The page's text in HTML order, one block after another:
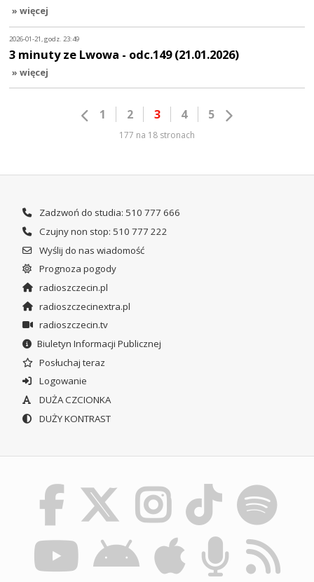
» więcej
2026-01-21, godz. 23:49
3 minuty ze Lwowa - odc.149 (21.01.2026)
» więcej
1 2 3 4 5
177 na 18 stronach
Zadzwoń do studia: 510 777 666
Czujny non stop: 510 777 222
Wyślij do nas wiadomość
Prognoza pogody
radioszczecin.pl
radioszczecinextra.pl
radioszczecin.tv
Biuletyn Informacji Publicznej
Posłuchaj teraz
Logowanie
DUŻA CZCIONKA
DUŻY KONTRAST